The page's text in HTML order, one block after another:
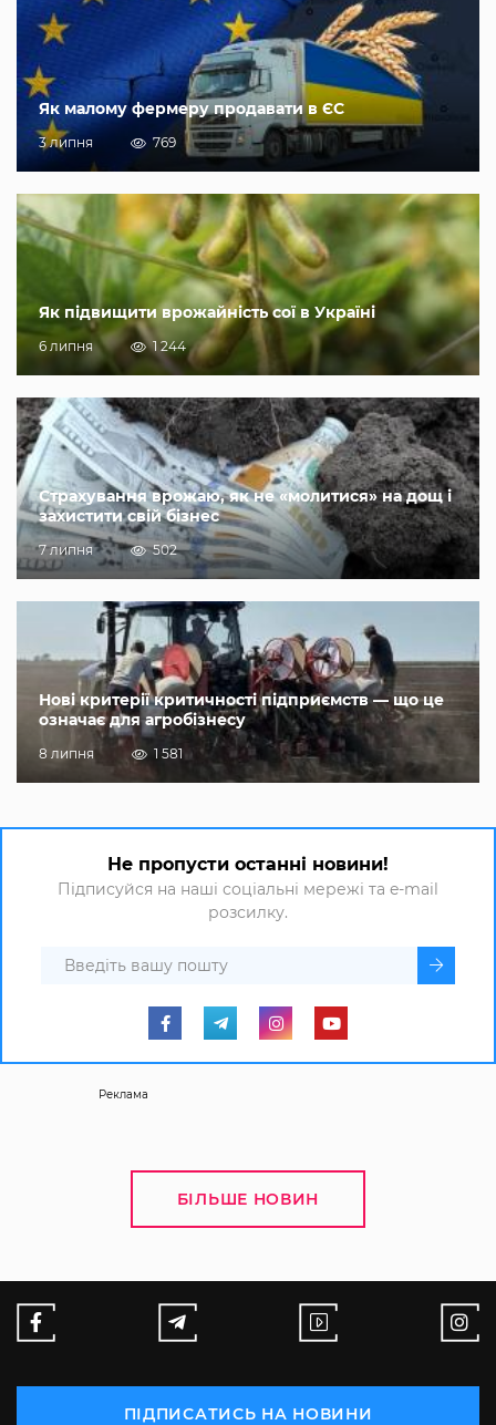
Як малому фермеру продавати в ЄС
3 липня 769
Як підвищити врожайність сої в Україні
6 липня 1 244
Страхування врожаю, як не «молитися» на дощ і
захистити свій бізнес
7 липня 502
Нові критерії критичності підприємств — що це
означає для агробізнесу
8 липня 1 581
Не пропусти останні новини!
Підписуйся на наші соціальні мережі та e-mail
розсилку.
Реклама
БІЛЬШЕ НОВИН
ПІДПИСАТИСЬ НА НОВИНИ